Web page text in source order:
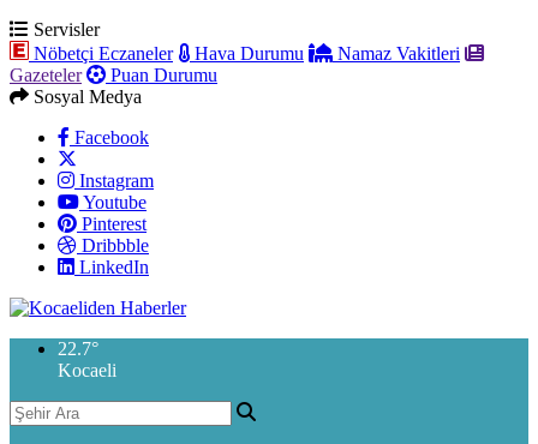
Servisler
Nöbetçi Eczaneler
Hava Durumu
Namaz Vakitleri
Gazeteler
Puan Durumu
Sosyal Medya
Facebook
Instagram
Youtube
Pinterest
Dribbble
LinkedIn
22.7°
Kocaeli